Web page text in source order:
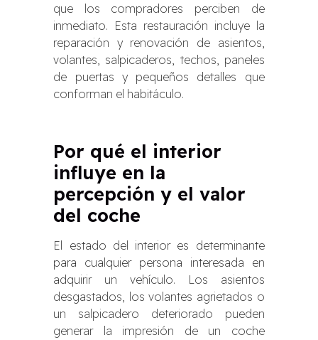
que los compradores perciben de
inmediato. Esta restauración incluye la
reparación y renovación de asientos,
volantes, salpicaderos, techos, paneles
de puertas y pequeños detalles que
conforman el habitáculo.
Por qué el interior
influye en la
percepción y el valor
del coche
El estado del interior es determinante
para cualquier persona interesada en
adquirir un vehículo. Los asientos
desgastados, los volantes agrietados o
un salpicadero deteriorado pueden
generar la impresión de un coche